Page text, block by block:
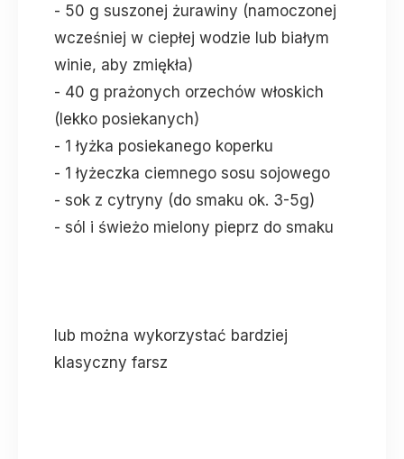
- 50 g suszonej żurawiny (namoczonej
wcześniej w ciepłej wodzie lub białym
winie, aby zmiękła)
- 40 g prażonych orzechów włoskich
(lekko posiekanych)
- 1 łyżka posiekanego koperku
- 1 łyżeczka ciemnego sosu sojowego
- sok z cytryny (do smaku ok. 3-5g)
- sól i świeżo mielony pieprz do smaku
lub można wykorzystać bardziej
klasyczny farsz